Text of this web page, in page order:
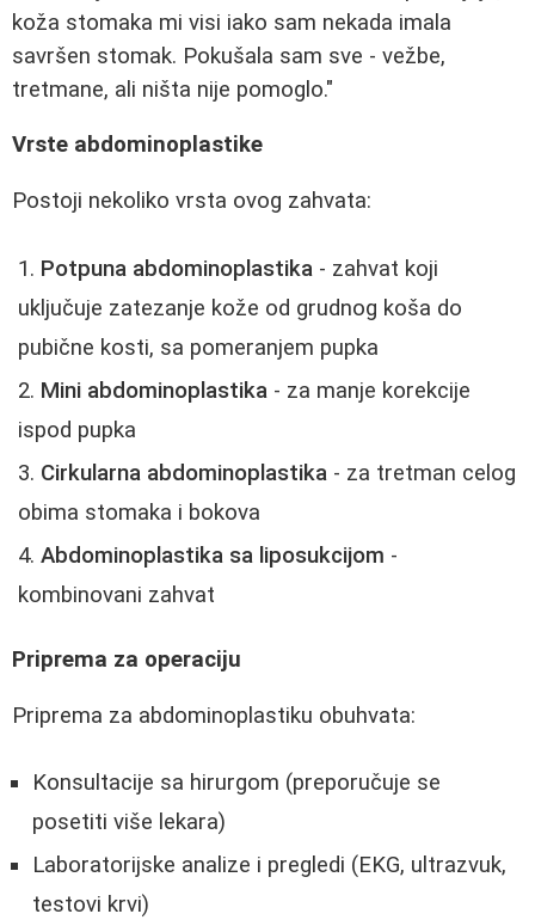
koža stomaka mi visi iako sam nekada imala
savršen stomak. Pokušala sam sve - vežbe,
tretmane, ali ništa nije pomoglo."
Vrste abdominoplastike
Postoji nekoliko vrsta ovog zahvata:
Potpuna abdominoplastika - zahvat koji
uključuje zatezanje kože od grudnog koša do
pubične kosti, sa pomeranjem pupka
Mini abdominoplastika - za manje korekcije
ispod pupka
Cirkularna abdominoplastika - za tretman celog
obima stomaka i bokova
Abdominoplastika sa liposukcijom -
kombinovani zahvat
Priprema za operaciju
Priprema za abdominoplastiku obuhvata:
Konsultacije sa hirurgom (preporučuje se
posetiti više lekara)
Laboratorijske analize i pregledi (EKG, ultrazvuk,
testovi krvi)